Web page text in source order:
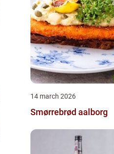
14 march 2026
Smørrebrød aalborg